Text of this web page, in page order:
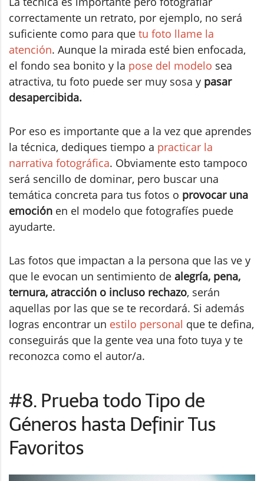
correctamente un retrato, por ejemplo, no será
suficiente como para que tu foto llame la
atención. Aunque la mirada esté bien enfocada,
el fondo sea bonito y la pose del modelo sea
atractiva, tu foto puede ser muy sosa y pasar
desapercibida.
Por eso es importante que a la vez que aprendes
la técnica, dediques tiempo a practicar la
narrativa fotográfica. Obviamente esto tampoco
será sencillo de dominar, pero buscar una
temática concreta para tus fotos o provocar una
emoción en el modelo que fotografíes puede
ayudarte.
Las fotos que impactan a la persona que las ve y
que le evocan un sentimiento de alegría, pena,
ternura, atracción o incluso rechazo, serán
aquellas por las que se te recordará. Si además
logras encontrar un estilo personal que te defina,
conseguirás que la gente vea una foto tuya y te
reconozca como el autor/a.
#8. Prueba todo Tipo de
Géneros hasta Definir Tus
Favoritos